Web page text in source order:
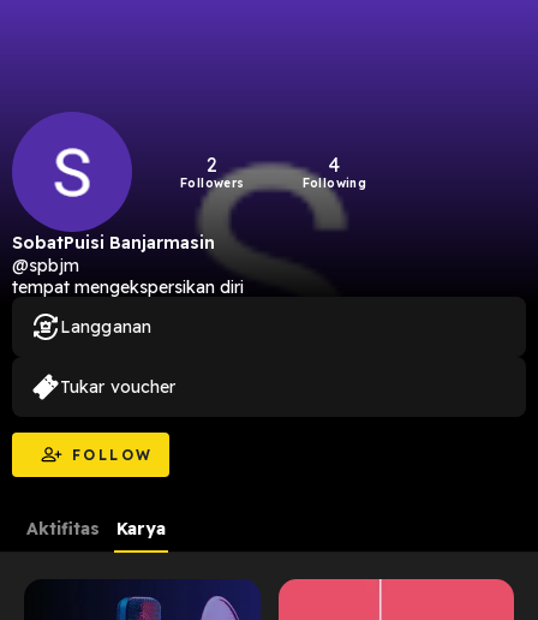
2
Followers
4
Following
SobatPuisi Banjarmasin
@spbjm
tempat mengekspersikan diri
FOLLOW
Langganan
Tukar voucher
Aktifitas Karya